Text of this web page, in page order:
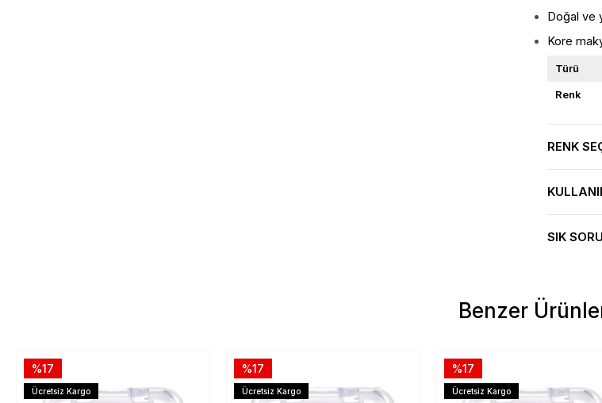
Doğal ve
Kore
Türü
Renk
RENK
SIK
Benzer
%17
Ücretsiz Kargo
%17
Ücretsiz Kargo
%17
Ücretsiz Kargo